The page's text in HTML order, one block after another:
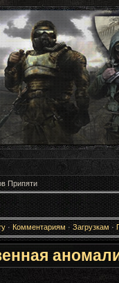
Припяти
· Комментариям · Загрузкам ·